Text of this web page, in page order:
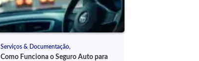
Serviços & Documentação,
Como Funciona o Seguro Auto para